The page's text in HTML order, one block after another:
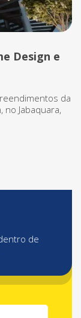
Design e
da
no Jabaquara,
de